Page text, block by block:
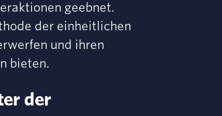
geebnet.
der einheitlichen
und ihren
bieten.
der